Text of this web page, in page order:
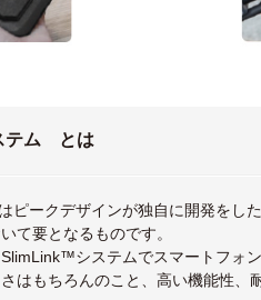
テム とは
ークデザインが独自に開発をし
て要となるものです。
システムでスマートフォン
はもちろんのこと、高い機能性、